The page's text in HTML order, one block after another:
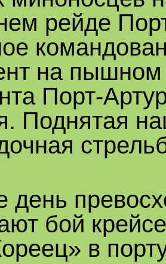
рейде
на пышном
Порт-
Поднятая
день
бой
в